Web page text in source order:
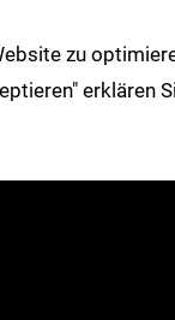
Über
zu
erklären